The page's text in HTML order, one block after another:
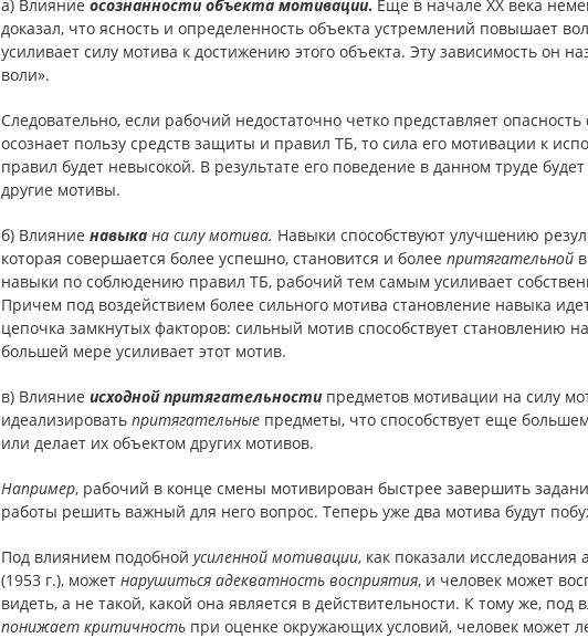
а) Влияние осознанности объекта мотивации. Еще в начале XX века
доказал, что ясность и определенность объекта устремлений повышает
усиливает силу мотива к достижению этого объекта. Эту зависимость он
воли».
Следовательно, если рабочий недостаточно четко представляет
осознает пользу средств защиты и правил ТБ, то сила его мотивации к
правил будет невысокой. В результате его поведение в данном труде
другие мотивы.
б) Влияние навыка на силу мотива. Навыки способствуют улучшению
которая совершается более успешно, становится и более притягательнойв
навыки по соблюдению правил ТБ, рабочий тем самым усиливает
Причем под воздействием более сильного мотива становление навыка
цепочка замкнутых факторов: сильный мотив способствует становлению
большей мере усиливает этот мотив.
в) Влияние исходной притягательности предметов мотивации на силу
идеализировать притягательныепредметы, что способствует еще
или делает их объектом других мотивов.
Например, рабочий в конце смены мотивирован быстрее завершить
работы решить важный для него вопрос. Теперь уже два мотива будут
Под влиянием подобной усиленной мотивации, как показали
(1953 г.), может нарушиться адекватность восприятия, и человек может
видеть, а не такой, какой она является в действительности. К тому же,
понижает критичностьпри оценке окружающих условий, человек может